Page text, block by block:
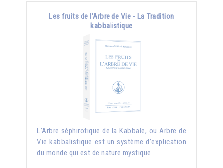
Les fruits de l'Arbre de Vie - La Tradition
kabbalistique
L’Arbre séphirotique de la Kabbale, ou Arbre de
Vie kabbalistique est un système d’explication
du monde qui est de nature mystique.